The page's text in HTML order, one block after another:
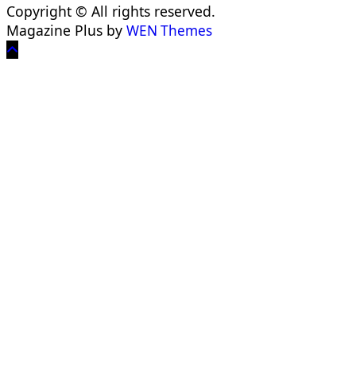
Copyright © All rights reserved.
Magazine Plus by WEN Themes